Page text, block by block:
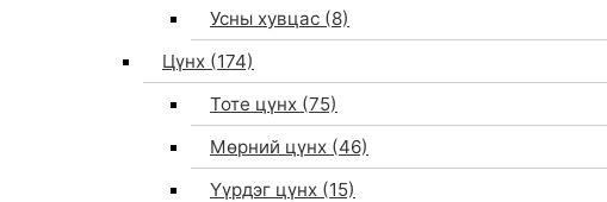
Усны хувцас (8)
Цүнх (174)
Тоте цүнх (75)
Мөрний цүнх (46)
Үүрдэг цүнх (15)